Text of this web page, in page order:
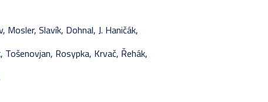
Mosler, Slavík, Dohnal, J. Haničák,
Rosypka, Krvač, Řehák,